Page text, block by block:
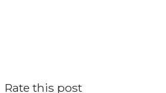
Rate this post